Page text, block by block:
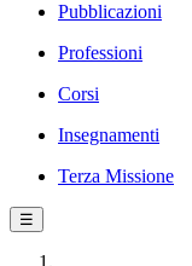
Pubblicazioni
Professioni
Corsi
Insegnamenti
Terza Missione
☰